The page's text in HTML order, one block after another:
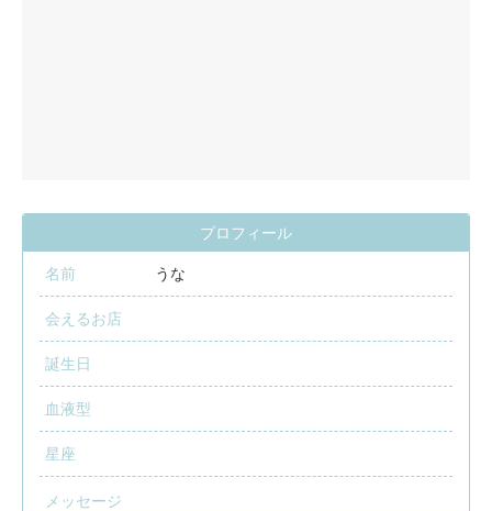
プロフィール
名前 うな
会えるお店
誕生日
血液型
星座
メッセージ